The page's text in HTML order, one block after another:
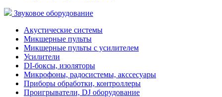
Звуковое оборудование
Акустические системы
Микшерные пульты
Микшерные пульты с усилителем
Усилители
DI-боксы, изоляторы
Микрофоны, радосистемы, акссесуары
Приборы обработки, контроллеры
Проигрыватели, DJ оборудование